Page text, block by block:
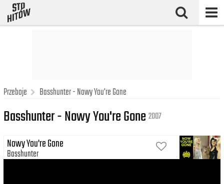
Przeboje Basshunter - Nowy You're Gone
Basshunter - Nowy You're Gone2007
Nowy You're Gone
Basshunter